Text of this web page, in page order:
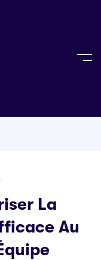
La
Au